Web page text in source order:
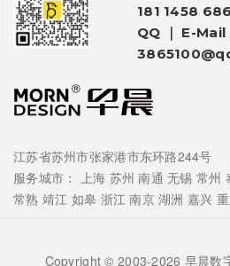
181 1458
QQ ｜ E-Mail
江苏省苏州市张家港市东环路244号
服务城市： 上海 苏州 南通 无锡 常州
常熟 靖江 如皋 浙江 南京 湖洲 嘉兴
Copyright © 2003-2026 早晨数